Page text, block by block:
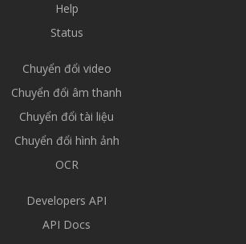
Help
Status
Chuyển đổi video
Chuyển đổi âm thanh
Chuyển đổi tài liệu
Chuyển đổi hình ảnh
OCR
Developers API
API Docs